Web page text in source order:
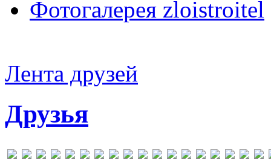
Фотогалерея zloistroitel
Лента друзей
Друзья